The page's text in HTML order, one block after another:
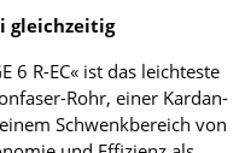
gleichzeitig
6 R-EC« ist das leichteste
Rohr, einer Kardan-
Schwenkbereich von